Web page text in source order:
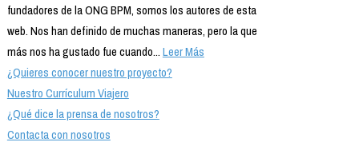
fundadores de la ONG BPM, somos los autores de esta
web. Nos han definido de muchas maneras, pero la que
más nos ha gustado fue cuando...Leer Más
¿Quieres conocer nuestro proyecto?
Nuestro Currículum Viajero
¿Qué dice la prensa de nosotros?
Contacta con nosotros